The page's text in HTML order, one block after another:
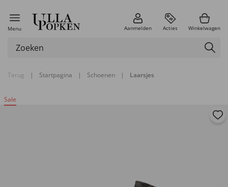
Menu Aanmelden Acties Winkelwagen
Terug | Startpagina | Schoenen | Laarsjes
Sale